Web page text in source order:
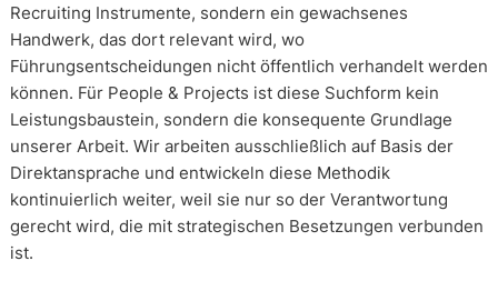
Recruiting Instrumente, sondern ein gewachsenes
Handwerk, das dort relevant wird, wo
Führungsentscheidungen nicht öffentlich verhandelt werden
können. Für People & Projects ist diese Suchform kein
Leistungsbaustein, sondern die konsequente Grundlage
unserer Arbeit. Wir arbeiten ausschließlich auf Basis der
Direktansprache und entwickeln diese Methodik
kontinuierlich weiter, weil sie nur so der Verantwortung
gerecht wird, die mit strategischen Besetzungen verbunden
ist.